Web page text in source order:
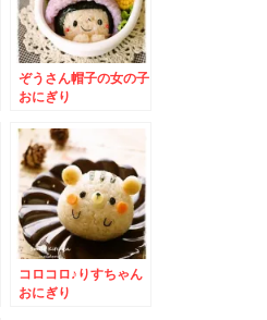
ぞうさん帽子の女の子
おにぎり
コロコロ♪りすちゃん
おにぎり